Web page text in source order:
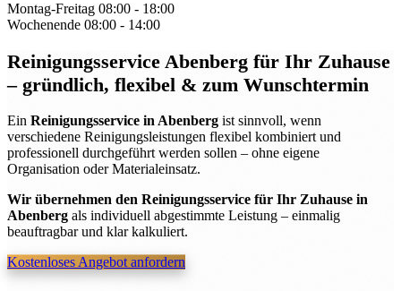
Montag-Freitag 08:00 - 18:00
Wochenende 08:00 - 14:00
Reinigungsservice Abenberg für Ihr Zuhause
– gründlich, flexibel & zum Wunschtermin
Ein Reinigungsservice in Abenberg ist sinnvoll, wenn
verschiedene Reinigungsleistungen flexibel kombiniert und
professionell durchgeführt werden sollen – ohne eigene
Organisation oder Materialeinsatz.
Wir übernehmen den Reinigungsservice für Ihr Zuhause in
Abenberg als individuell abgestimmte Leistung – einmalig
beauftragbar und klar kalkuliert.
Kostenloses Angebot anfordern